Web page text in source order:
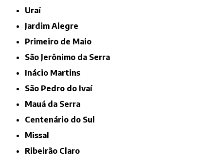
Uraí
Jardim Alegre
Primeiro de Maio
São Jerônimo da Serra
Inácio Martins
São Pedro do Ivaí
Mauá da Serra
Centenário do Sul
Missal
Ribeirão Claro